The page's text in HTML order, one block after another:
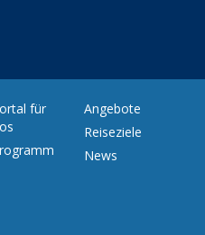
für
Angebote
Reiseziele
News